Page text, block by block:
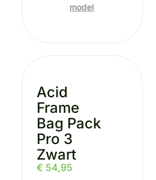
model
Acid
Frame
Bag Pack
Pro 3
Zwart
€ 54,95